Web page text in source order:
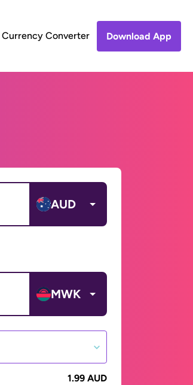
Currency Converter Download App
AUD
MWK
1.99 AUD